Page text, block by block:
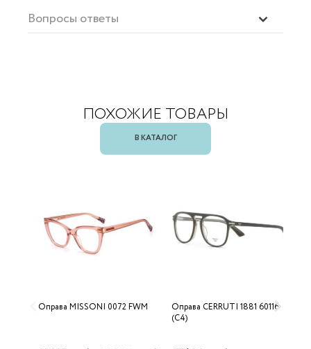
Вопросы ответы
ПОХОЖИЕ ТОВАРЫ
В КАТАЛОГ
Оправа MISSONI 0072 FWM
Оправа CERRUTI 1881 60116
(C4)